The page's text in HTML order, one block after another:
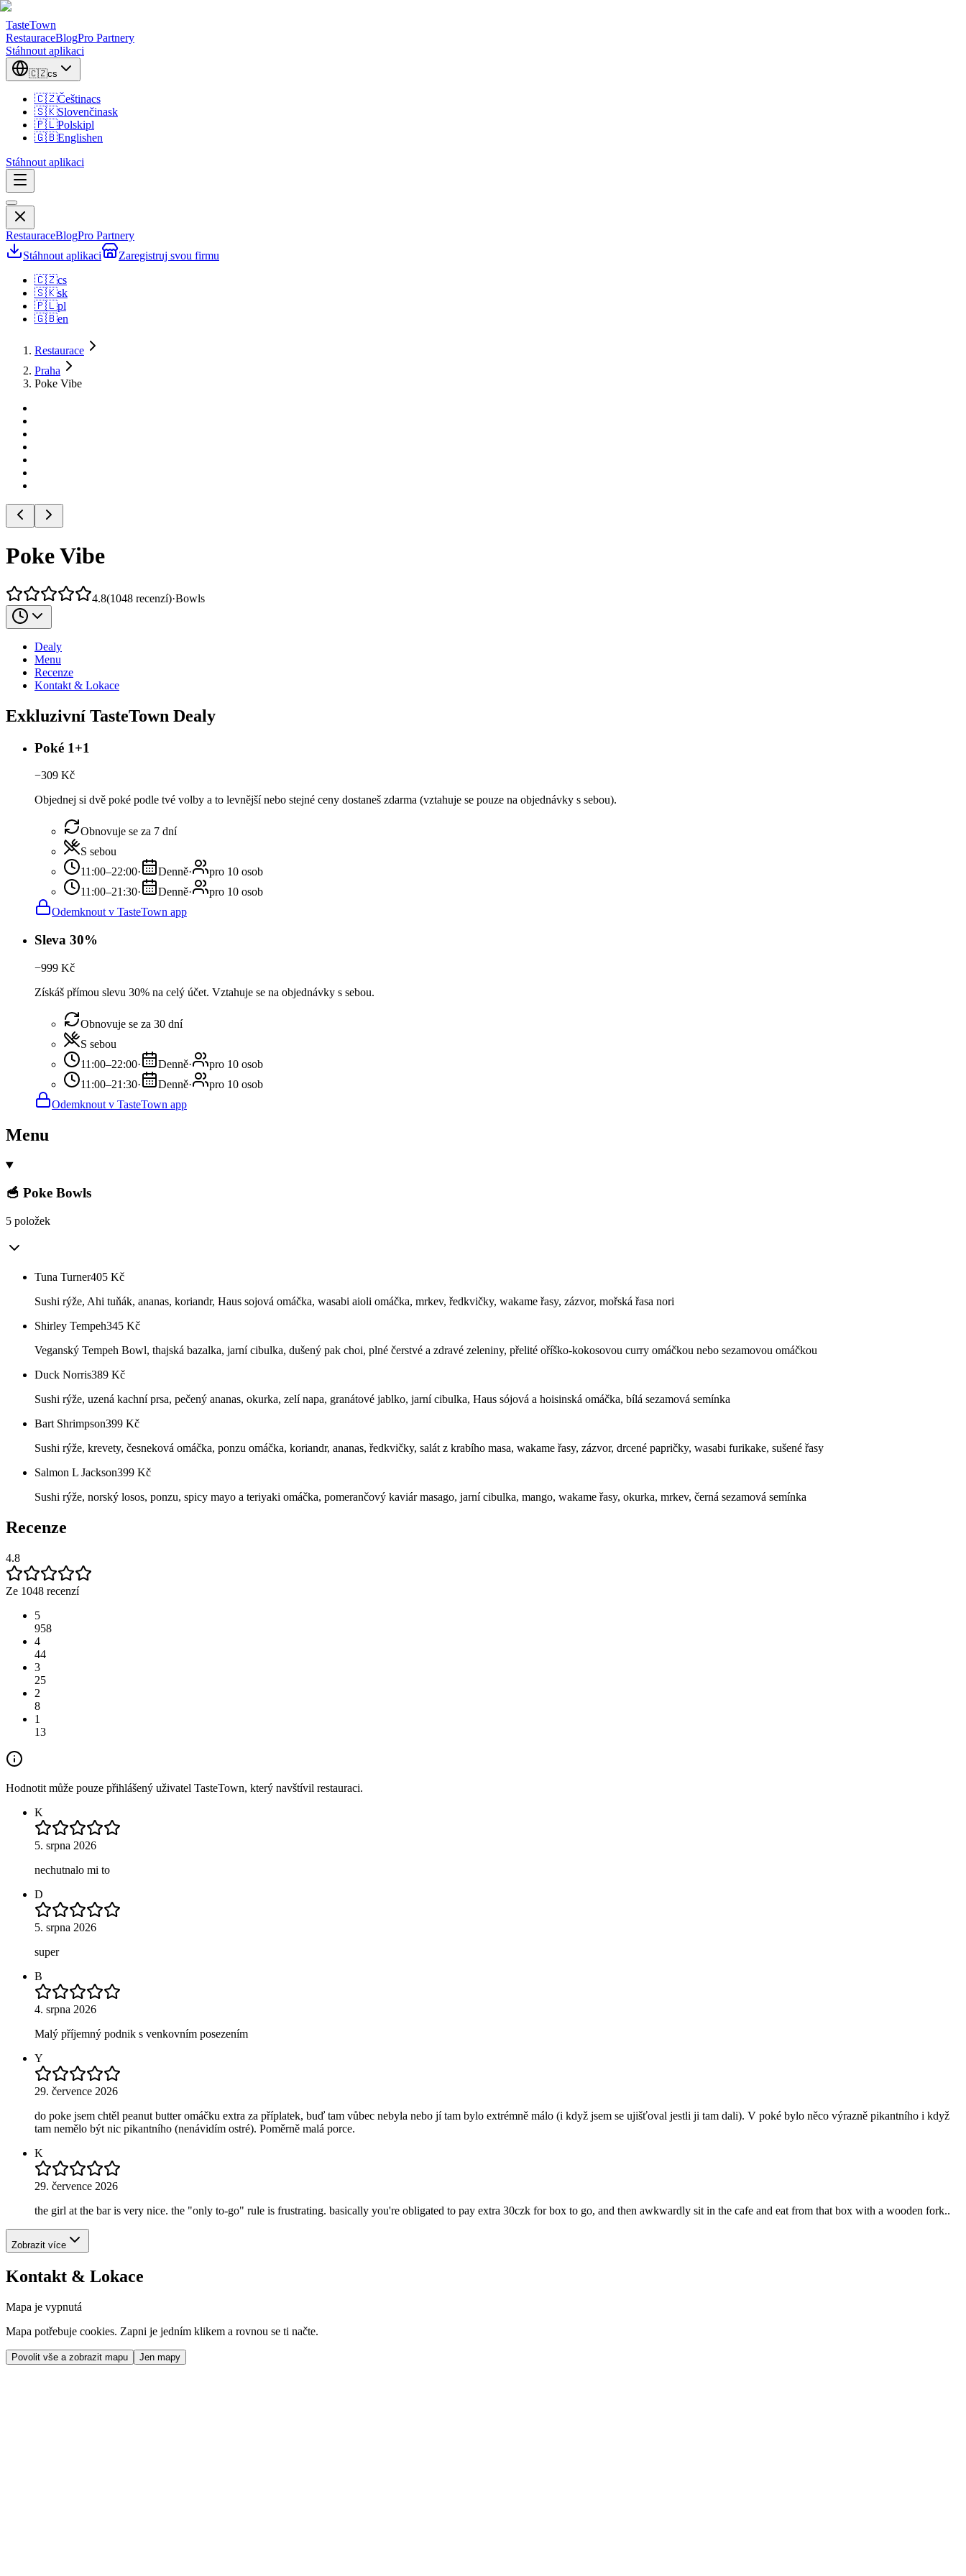
TasteTown
RestauraceBlogPro Partnery
Stáhnout aplikaci
🇨🇿cs
🇨🇿Češtinacs
🇸🇰Slovenčinask
🇵🇱Polskipl
🇬🇧Englishen
Stáhnout aplikaci
RestauraceBlogPro Partnery
Stáhnout aplikaci
Zaregistruj svou firmu
🇨🇿cs
🇸🇰sk
🇵🇱pl
🇬🇧en
Restaurace
Praha
Poke Vibe
Poke Vibe
4.8(1048 recenzí)·Bowls
Dealy
Menu
Recenze
Kontakt & Lokace
Exkluzivní TasteTown Dealy
Poké 1+1
−309 Kč
Objednej si dvě poké podle tvé volby a to levnější nebo stejné ceny dostaneš zdarma (vztahuje se pouze na objednávky s sebou).
Obnovuje se za 7 dní
S sebou
11:00–22:00· Denně·
pro 10 osob
11:00–21:30· Denně·
pro 10 osob
Odemknout v TasteTown app
Sleva 30%
−999 Kč
Získáš přímou slevu 30% na celý účet. Vztahuje se na objednávky s sebou.
Obnovuje se za 30 dní
S sebou
11:00–22:00· Denně·
pro 10 osob
11:00–21:30· Denně·
pro 10 osob
Odemknout v TasteTown app
Menu
🥣 Poke Bowls
5 položek
Tuna Turner405 Kč
Sushi rýže, Ahi tuňák, ananas, koriandr, Haus sojová omáčka, wasabi aioli omáčka, mrkev, ředkvičky, wakame řasy, zázvor, mořská řasa nori
Shirley Tempeh345 Kč
Veganský Tempeh Bowl, thajská bazalka, jarní cibulka, dušený pak choi, plné čerstvé a zdravé zeleniny, přelité oříško-kokosovou curry omáčkou nebo sezamovou omáčkou
Duck Norris389 Kč
Sushi rýže, uzená kachní prsa, pečený ananas, okurka, zelí napa, granátové jablko, jarní cibulka, Haus sójová a hoisinská omáčka, bílá sezamová semínka
Bart Shrimpson399 Kč
Sushi rýže, krevety, česneková omáčka, ponzu omáčka, koriandr, ananas, ředkvičky, salát z krabího masa, wakame řasy, zázvor, drcené papričky, wasabi furikake, sušené řasy
Salmon L Jackson399 Kč
Sushi rýže, norský losos, ponzu, spicy mayo a teriyaki omáčka, pomerančový kaviár masago, jarní cibulka, mango, wakame řasy, okurka, mrkev, černá sezamová semínka
Recenze
4.8
Ze 1048 recenzí
5
958
4
44
3
25
2
8
1
13
Hodnotit může pouze přihlášený uživatel TasteTown, který navštívil restauraci.
K
5. srpna 2026
nechutnalo mi to
D
5. srpna 2026
super
B
4. srpna 2026
Malý příjemný podnik s venkovním posezením
Y
29. července 2026
do poke jsem chtěl peanut butter omáčku extra za příplatek, buď tam vůbec nebyla nebo jí tam bylo extrémně málo (i když jsem se ujišťoval jestli ji tam dali). V poké bylo něco výrazně pikantního i když
tam nemělo být nic pikantního (nenávidím ostré). Poměrně malá porce.
K
29. července 2026
the girl at the bar is very nice. the "only to-go" rule is frustrating. basically you're obligated to pay extra 30czk for box to go, and then awkwardly sit in the cafe and eat from that box with a wooden fork..
Zobrazit více
Kontakt & Lokace
Mapa je vypnutá
Mapa potřebuje cookies. Zapni je jedním klikem a rovnou se ti načte.
Povolit vše a zobrazit mapu Jen mapy